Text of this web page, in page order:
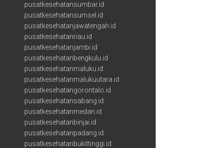
pusatkesehatansumbar.id
pusatkesehatansumsel.id
pusatkesehatanjawatengah.id
pusatkesehatanriau.id
pusatkesehatanjambi.id
pusatkesehatanbengkulu.id
pusatkesehatanmaluku.id
pusatkesehatanmalukuutara.id
pusatkesehatangorontalo.id
pusatkesehatansabang.id
pusatkesehatanmedan.id
pusatkesehatanbinjai.id
pusatkesehatanpadang.id
pusatkesehatanbukittinggi.id